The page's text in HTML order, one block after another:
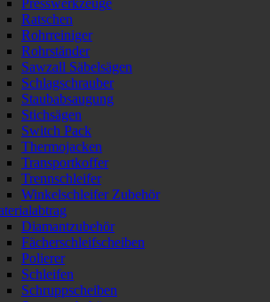
Presswerkzeuge
Ratschen
Rohrreiniger
Rohrständer
Sawzall Säbelsägen
Schlagschrauber
Staubabsaugung
Stichsägen
Switch Pack
Thermojacken
Transportkoffer
Trennschleifer
Winkelschleifer Zubehör
Diamantzubehör
Fächerschleifscheiben
Polierer
Schleifen
Schruppscheiben